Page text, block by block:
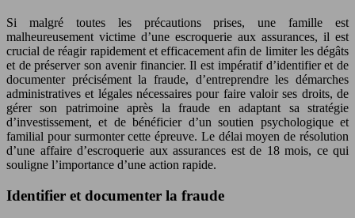
Si malgré toutes les précautions prises, une famille est
malheureusement victime d’une escroquerie aux assurances, il est
crucial de réagir rapidement et efficacement afin de limiter les dégâts
et de préserver son avenir financier. Il est impératif d’identifier et de
documenter précisément la fraude, d’entreprendre les démarches
administratives et légales nécessaires pour faire valoir ses droits, de
gérer son patrimoine après la fraude en adaptant sa stratégie
d’investissement, et de bénéficier d’un soutien psychologique et
familial pour surmonter cette épreuve. Le délai moyen de résolution
d’une affaire d’escroquerie aux assurances est de 18 mois, ce qui
souligne l’importance d’une action rapide.
Identifier et documenter la fraude